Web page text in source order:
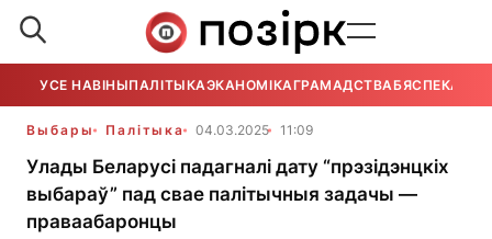
УСЕ НАВІНЫПАЛІТЫКАЭКАНОМІКАГРАМАДСТВАБЯСПЕКА
Выбары Палітыка 04.03.2025 11:09
Улады Беларусі падагналі дату “прэзідэнцкіх
выбараў” пад свае палітычныя задачы —
праваабаронцы